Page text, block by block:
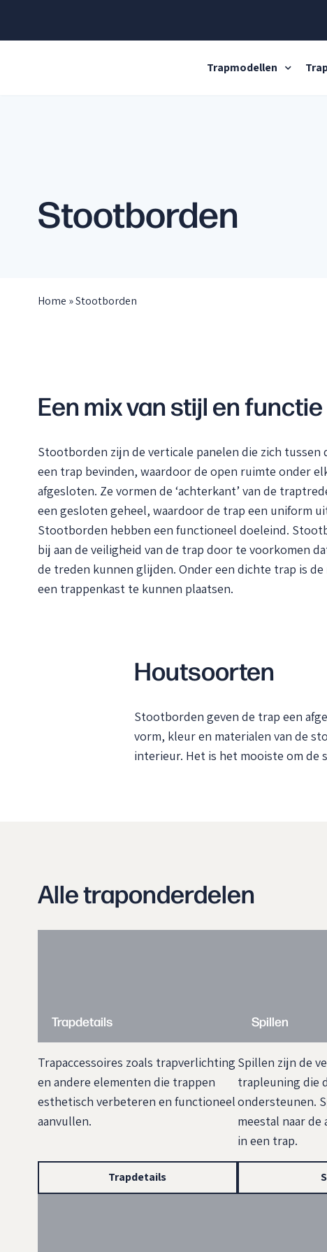
Trapmodellen
Stootborden
Home »Stootborden
Een mix van stijl en functie
Stootborden zijn de verticale panelen die zich tussen
een trap bevinden, waardoor de open ruimte onder
afgesloten. Ze vormen de ‘achterkant’ van de
een gesloten geheel, waardoor de trap een uniform
Stootborden hebben een functioneel doeleind.
bij aan de veiligheid van de trap door te voorkomen
de treden kunnen glijden. Onder een dichte trap is
een trappenkast te kunnen plaatsen.
Houtsoorten
Stootborden geven de trap een
vorm, kleur en materialen van de
interieur. Het is het mooiste om
Alle traponderdelen
Trapdetails
Trapaccessoires zoals trapverlichting
en andere elementen die trappen
esthetisch verbeteren en functioneel
aanvullen.
Trapdetails
Spillen
Spillen zijn de
trapleuning die
ondersteunen.
meestal naar
in een trap.